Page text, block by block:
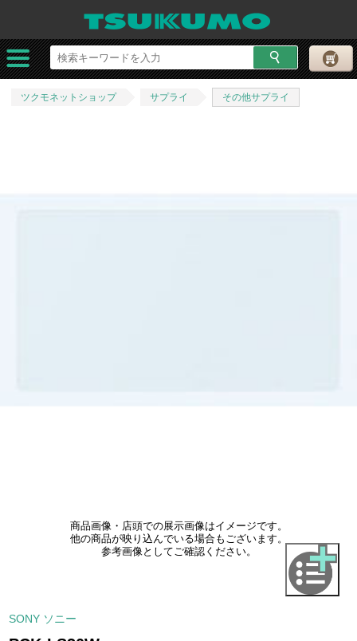
ツクモネットショップ サプライ その他サプライ
商品画像・店頭での展示画像はイメージです。
他の商品が映り込んでいる場合もございます。
参考画像としてご確認ください。
SONY ソニー